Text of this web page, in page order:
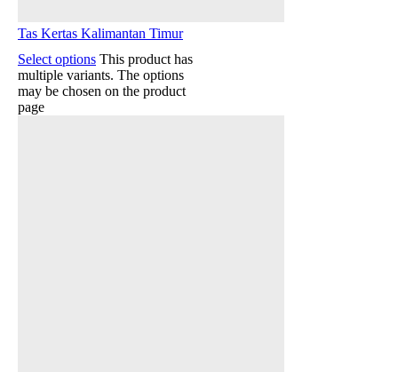
Tas Kertas Kalimantan Timur
Select options This product has
multiple variants. The options
may be chosen on the product
page